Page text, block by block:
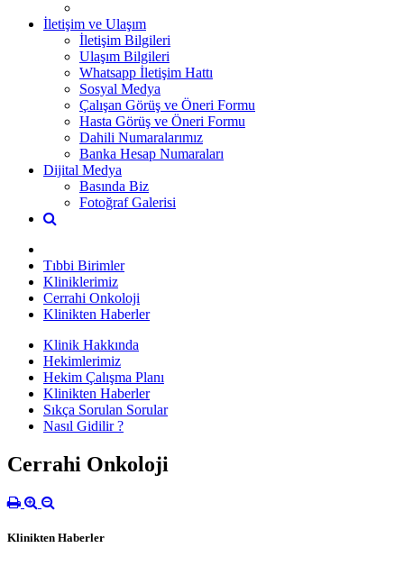
İletişim ve Ulaşım
İletişim Bilgileri
Ulaşım Bilgileri
Whatsapp İletişim Hattı
Sosyal Medya
Çalışan Görüş ve Öneri Formu
Hasta Görüş ve Öneri Formu
Dahili Numaralarımız
Banka Hesap Numaraları
Dijital Medya
Basında Biz
Fotoğraf Galerisi
Tıbbi Birimler
Kliniklerimiz
Cerrahi Onkoloji
Klinikten Haberler
Klinik Hakkında
Hekimlerimiz
Hekim Çalışma Planı
Klinikten Haberler
Sıkça Sorulan Sorular
Nasıl Gidilir ?
Cerrahi Onkoloji
Klinikten Haberler